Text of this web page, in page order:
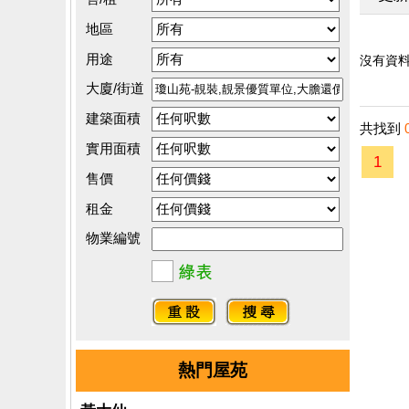
地區
用途
大廈/街道
建築面積
實用面積
售價
租金
物業編號
熱門屋苑
沒有資料
共找到
1